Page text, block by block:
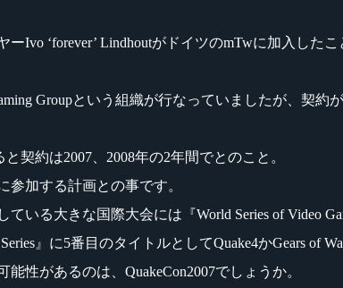
ーIvo ‘forever’ LindhoutがドイツのmTwに加入したこ
Groupという組織が行なっていましたが、契
契約は2007、2008年の2年間でとのこと。
参加する計画との事です。
いる大きな国際大会には『World Series of Video
』に5番目のタイトルとしてQuake4かGears of
能性があるのは、QuakeCon2007でしょうか。